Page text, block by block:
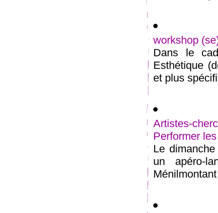
workshop
Dans le
Esthétique
et plus
Artistes-
Performer
Le
un apéro-